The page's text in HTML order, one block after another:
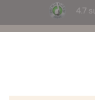
4.7
su